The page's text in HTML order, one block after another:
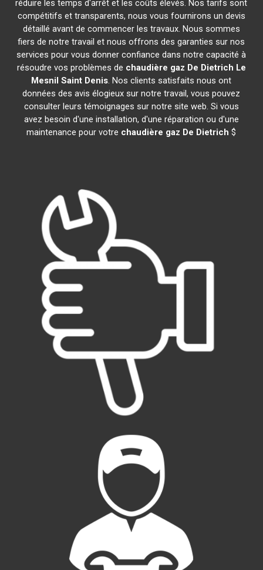
réduire les temps d'arrêt et les coûts élevés. Nos tarifs sont
compétitifs et transparents, nous vous fournirons un devis
détaillé avant de commencer les travaux. Nous sommes
fiers de notre travail et nous offrons des garanties sur nos
services pour vous donner confiance dans notre capacité à
résoudre vos problèmes de chaudière gaz De Dietrich Le
Mesnil Saint Denis. Nos clients satisfaits nous ont
données des avis élogieux sur notre travail, vous pouvez
consulter leurs témoignages sur notre site web. Si vous
avez besoin d'une installation, d'une réparation ou d'une
maintenance pour votre chaudière gaz De Dietrich $